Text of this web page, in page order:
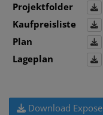
Projektfolder
Kaufpreisliste
Plan
Lageplan
Download Expose